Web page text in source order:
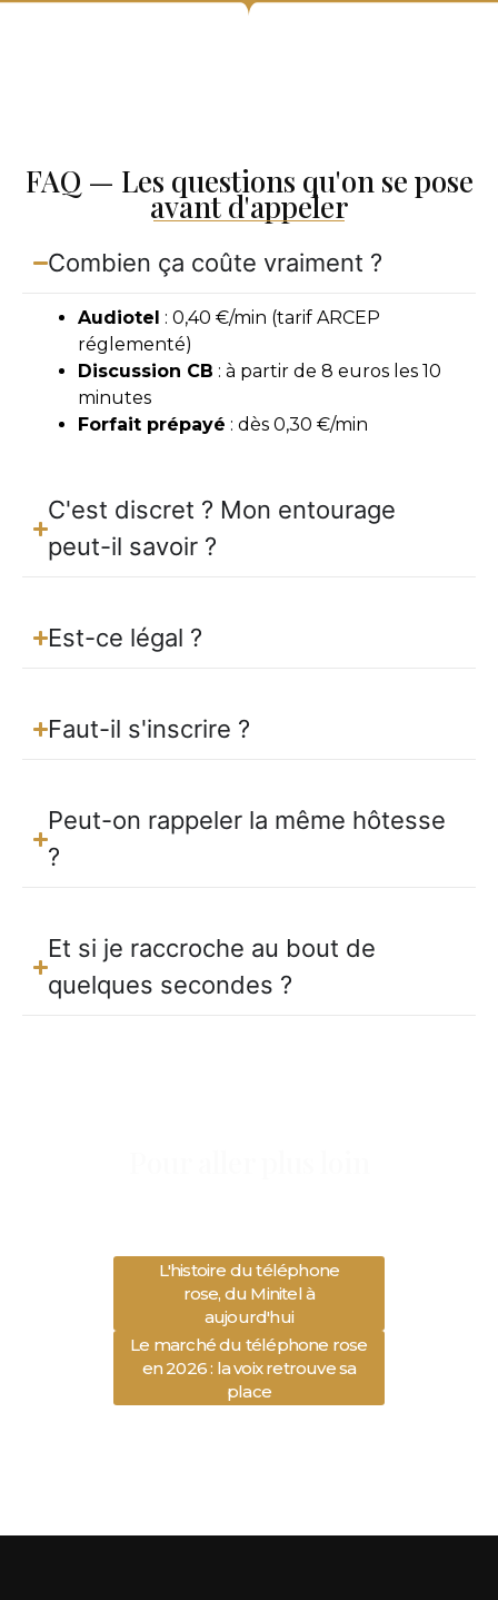
FAQ — Les questions qu'on se pose
avant d'appeler
Combien ça coûte vraiment ?
Audiotel : 0,40 €/min (tarif ARCEP
réglementé)
Discussion CB : à partir de 8 euros les 10
minutes
Forfait prépayé : dès 0,30 €/min
C'est discret ? Mon entourage
peut-il savoir ?
Est-ce légal ?
Faut-il s'inscrire ?
Peut-on rappeler la même hôtesse
?
Et si je raccroche au bout de
quelques secondes ?
L'histoire du téléphone
rose, du Minitel à
aujourd'hui
Le marché du téléphone rose
en 2026 : la voix retrouve sa
place